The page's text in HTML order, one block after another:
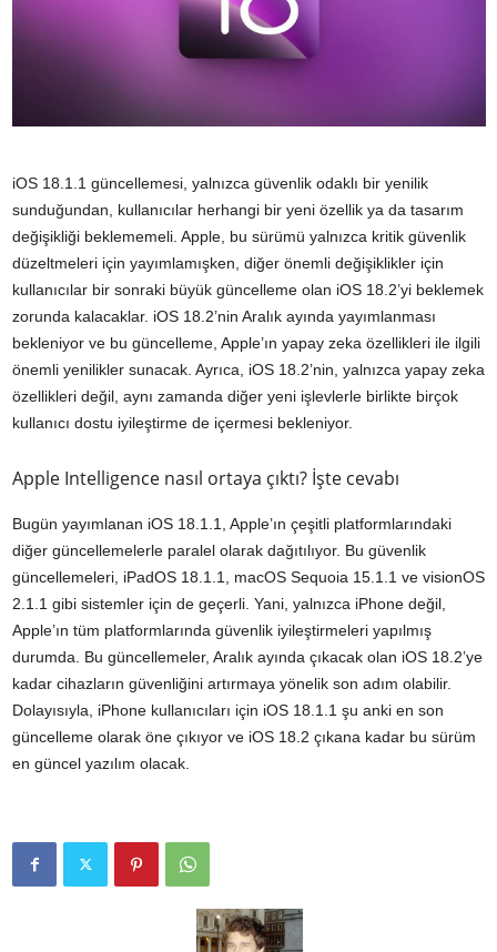
iOS 18.1.1 güncellemesi, yalnızca güvenlik odaklı bir yenilik
sunduğundan, kullanıcılar herhangi bir yeni özellik ya da tasarım
değişikliği beklememeli. Apple, bu sürümü yalnızca kritik güvenlik
düzeltmeleri için yayımlamışken, diğer önemli değişiklikler için
kullanıcılar bir sonraki büyük güncelleme olan iOS 18.2’yi beklemek
zorunda kalacaklar. iOS 18.2’nin Aralık ayında yayımlanması
bekleniyor ve bu güncelleme, Apple’ın yapay zeka özellikleri ile ilgili
önemli yenilikler sunacak. Ayrıca, iOS 18.2’nin, yalnızca yapay zeka
özellikleri değil, aynı zamanda diğer yeni işlevlerle birlikte birçok
kullanıcı dostu iyileştirme de içermesi bekleniyor.
Apple Intelligence nasıl ortaya çıktı? İşte cevabı
Bugün yayımlanan iOS 18.1.1, Apple’ın çeşitli platformlarındaki
diğer güncellemelerle paralel olarak dağıtılıyor. Bu güvenlik
güncellemeleri, iPadOS 18.1.1, macOS Sequoia 15.1.1 ve visionOS
2.1.1 gibi sistemler için de geçerli. Yani, yalnızca iPhone değil,
Apple’ın tüm platformlarında güvenlik iyileştirmeleri yapılmış
durumda. Bu güncellemeler, Aralık ayında çıkacak olan iOS 18.2’ye
kadar cihazların güvenliğini artırmaya yönelik son adım olabilir.
Dolayısıyla, iPhone kullanıcıları için iOS 18.1.1 şu anki en son
güncelleme olarak öne çıkıyor ve iOS 18.2 çıkana kadar bu sürüm
en güncel yazılım olacak.